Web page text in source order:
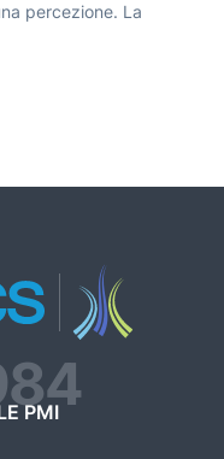
percezione. La
PMI